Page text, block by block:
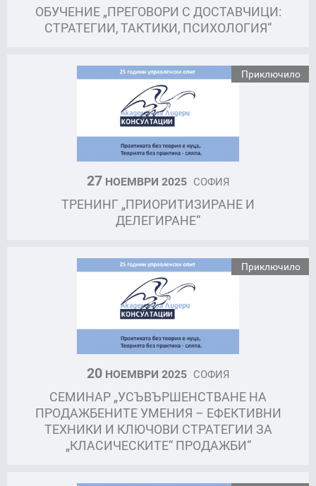
ОБУЧЕНИЕ „ПРЕГОВОРИ С ДОСТАВЧИЦИ:
СТРАТЕГИИ, ТАКТИКИ, ПСИХОЛОГИЯ“
Приключило
27 НОЕМВРИ 2025 СОФИЯ
ТРЕНИНГ „ПРИОРИТИЗИРАНЕ И
ДЕЛЕГИРАНЕ“
Приключило
20 НОЕМВРИ 2025 СОФИЯ
СЕМИНАР „УСЪВЪРШЕНСТВАНЕ НА
ПРОДАЖБЕНИТЕ УМЕНИЯ – ЕФЕКТИВНИ
ТЕХНИКИ И КЛЮЧОВИ СТРАТЕГИИ ЗА
„КЛАСИЧЕСКИТЕ“ ПРОДАЖБИ“